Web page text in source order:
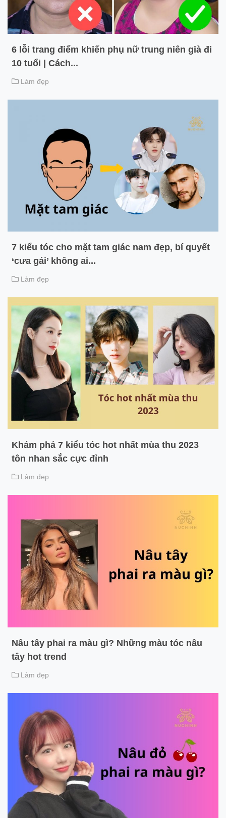
6 lỗi trang điểm khiến phụ nữ trung niên già đi
10 tuổi | Cách...
Làm đẹp
7 kiểu tóc cho mặt tam giác nam đẹp, bí quyết
‘cưa gái’ không ai...
Làm đẹp
Khám phá 7 kiểu tóc hot nhất mùa thu 2023
tôn nhan sắc cực đỉnh
Làm đẹp
Nâu tây phai ra màu gì? Những màu tóc nâu
tây hot trend
Làm đẹp